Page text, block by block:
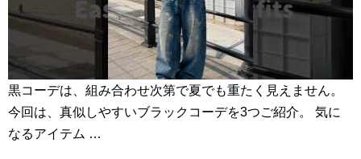
黒コーデは、組み合わせ次第で夏でも重たく見えません。
今回は、真似しやすいブラックコーデを3つご紹介。 気に
なるアイテム …